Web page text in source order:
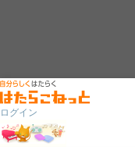
ログイン